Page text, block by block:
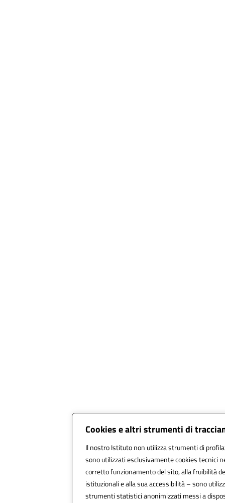
Cookies e altri strumenti di
Il nostro Istituto non utilizza strumenti di
sono utilizzati esclusivamente cookies tecnici
corretto funzionamento del sito, alla fruibilità
istituzionali e alla sua accessibilità – sono
strumenti statistici anonimizzati messi a